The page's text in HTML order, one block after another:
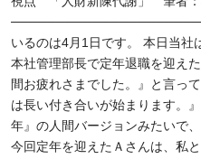
いるのは4月1日です。 本日当社
本社管理部長で定年退職を迎え
間お疲れさまでした。』と言っ
は長い付き合いが始まります。
年』の人間バージョンみたいで
今回定年を迎えたＡさんは、私